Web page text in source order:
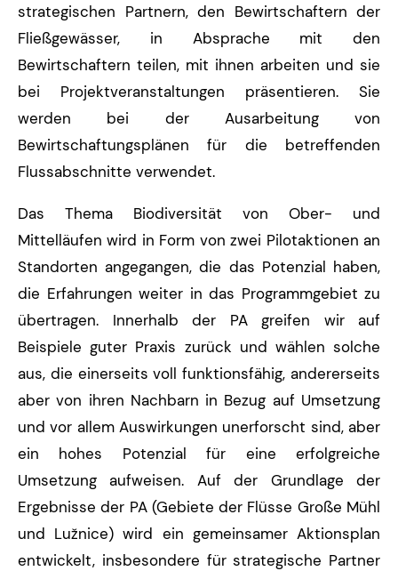
strategischen Partnern, den Bewirtschaftern der
Fließgewässer, in Absprache mit den
Bewirtschaftern teilen, mit ihnen arbeiten und sie
bei Projektveranstaltungen präsentieren. Sie
werden bei der Ausarbeitung von
Bewirtschaftungsplänen für die betreffenden
Flussabschnitte verwendet.
Das Thema Biodiversität von Ober- und
Mittelläufen wird in Form von zwei Pilotaktionen an
Standorten angegangen, die das Potenzial haben,
die Erfahrungen weiter in das Programmgebiet zu
übertragen. Innerhalb der PA greifen wir auf
Beispiele guter Praxis zurück und wählen solche
aus, die einerseits voll funktionsfähig, andererseits
aber von ihren Nachbarn in Bezug auf Umsetzung
und vor allem Auswirkungen unerforscht sind, aber
ein hohes Potenzial für eine erfolgreiche
Umsetzung aufweisen. Auf der Grundlage der
Ergebnisse der PA (Gebiete der Flüsse Große Mühl
und Lužnice) wird ein gemeinsamer Aktionsplan
entwickelt, insbesondere für strategische Partner